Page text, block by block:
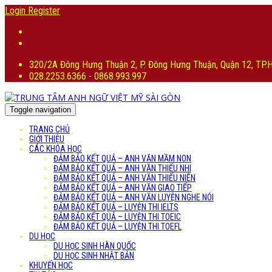
Login Register
320/2A Đông Hưng Thuận 2, P. Đông Hưng Thuận, Quận 12,
028.2253.6366 - 0868.993.997
Toggle navigation
TRANG CHỦ
GIỚI THIỆU
CÁC KHÓA HỌC
ĐẢM BẢO KẾT QUẢ – ANH VĂN MẦM NON
ĐẢM BẢO KẾT QUẢ – ANH VĂN THIẾU NHI
ĐẢM BẢO KẾT QUẢ – ANH VĂN THIẾU NIÊN
ĐẢM BẢO KẾT QUẢ – ANH VĂN GIAO TIẾP
ĐẢM BẢO KẾT QUẢ – ANH VĂN LUYỆN NGHE NÓI
ĐẢM BẢO KẾT QUẢ – LUYỆN THI IELTS
ĐẢM BẢO KẾT QUẢ – LUYỆN THI TOEIC
ĐẢM BẢO KẾT QUẢ – LUYỆN THI TOEFL
DU HỌC
DU HỌC SINH HÀN QUỐC
DU HỌC SINH NHẬT BẢN
KHUYẾN HỌC